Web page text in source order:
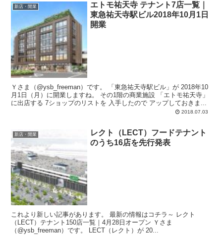
新店・開業
エトモ祐天寺 テナント7店一覧｜
東急祐天寺駅ビル2018年10月1日
開業
Ｙさま（@ysb_freeman）です。 「東急祐天寺駅ビル」が 2018年10
月1日（月）に開業しますね。 その1階の商業施設 「エトモ祐天寺」
に出店する 7ショップのリストを 入手したので アップしておきま...
2018.07.03
新店・開業
レクト（LECT）フードテナント
のうち16店を先行発表
これより新しい記事があります。 最新の情報はコチラ～ レクト
（LECT）テナント150店一覧｜4月28日オープン Ｙさま
（@ysb_freeman）です。 LECT（レクト）が 20...